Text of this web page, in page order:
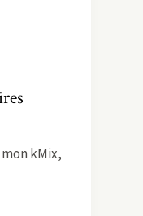
kMix,